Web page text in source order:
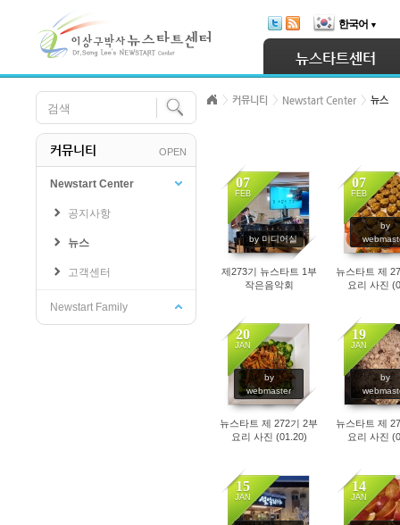
한국어 ▼
뉴스타트센터
커뮤니티 OPEN
Newstart Center
공지사항
뉴스
고객센터
Newstart Family
커뮤니티 Newstart Center 뉴스
07
FEB
by 미디어실
1185
제273기 뉴스타트 1부
작은음악회
07
FEB
by
1551
뉴스타트 제
요리 사진
20
JAN
by
webmaster
1686
뉴스타트 제 272기 2부
요리 사진 (01.20)
19
JAN
by
1115
뉴스타트 제
요리 사진
15
JAN
1285
14
JAN
1204
Sketchbook5, 스케치북5
Sketchbook5, 스케치북5